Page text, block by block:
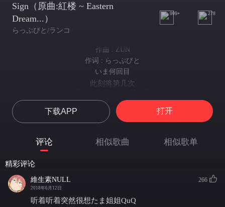
Sign（原曲:紅楼 ~ Eastern
Dream...）
らっぷびと/ランコ
999+ 278
作曲 : ZUN
作词 : らっぷびと
いま何回目
此刻将第几次
第几次的相逢 歌唱为奇迹
ほら偶然も運命とすればあっけないよ
看吧 若将偶然也看作命运 太不尽兴了
再一次
これが僕らのSign
下载APP 打开
评论 相似歌曲 相似歌单
精彩评论
維生素NULL
2018年6月12日
266
听着听着突然很想たま姐姐QuQ